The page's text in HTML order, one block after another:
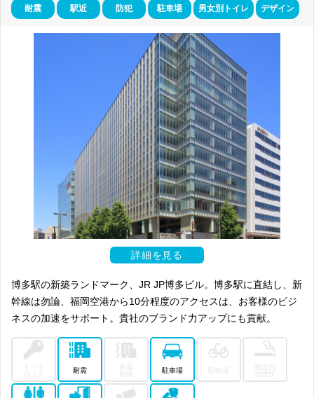
耐震 駅近 防犯 駐車場 男女別トイレ デザイン
詳細を見る
博多駅の新築ランドマーク、JR JP博多ビル。博多駅に直結し、新
幹線は勿論、福岡空港から10分程度のアクセスは、お客様のビジ
ネスの加速をサポート。貴社のブランド力アップにも貢献。
耐震 駐車場
喫煙所